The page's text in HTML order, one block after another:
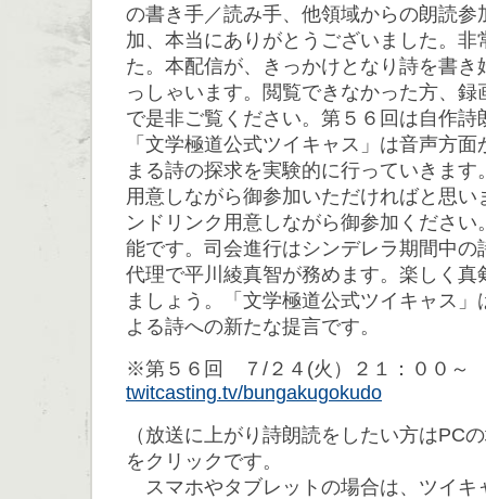
の書き手／読み手、他領域からの朗読参
加、本当にありがとうございました。非
た。本配信が、きっかけとなり詩を書き
っしゃいます。閲覧できなかった方、
で是非ご覧ください。第５６回は自作詩
「文学極道公式ツイキャス」は音声方
まる詩の探求を実験的に行っていきま
用意しながら御参加いただければと思
ンドリンク用意しながら御参加くださ
能です。司会進行はシンデレラ期間中の
代理で平川綾真智が務めます。楽しく真
ましょう。「文学極道公式ツイキャス
よる詩への新たな提言です。
※第５６回 ７/２４(火）２１：００～
twitcasting.tv/bungakugokudo
（放送に上がり詩朗読をしたい方はPC
をクリックです。
スマホやタブレットの場合は、ツイキ